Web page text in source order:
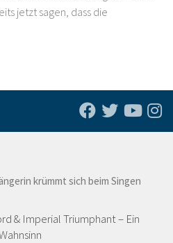
jetzt sagen, dass die
& Imperial Triumphant – Ein